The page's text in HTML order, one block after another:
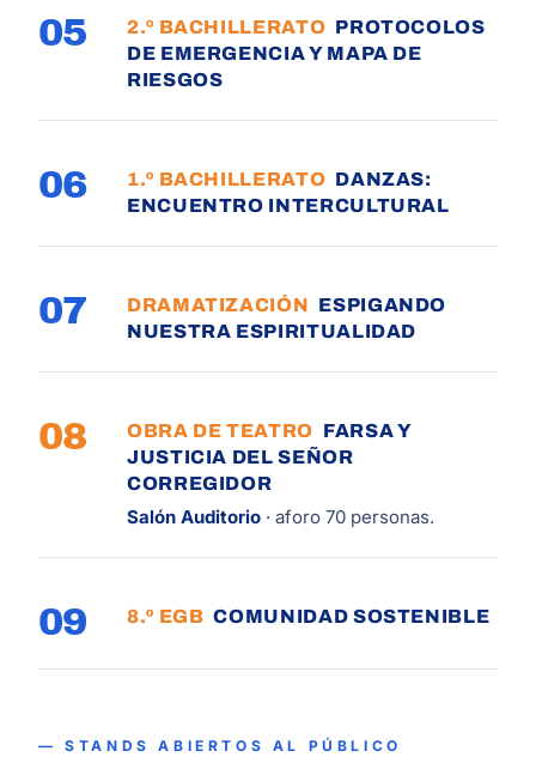
05 2.º BACHILLERATO PROTOCOLOS
DE EMERGENCIA Y MAPA DE
RIESGOS
06 1.º BACHILLERATO DANZAS:
ENCUENTRO INTERCULTURAL
07 DRAMATIZACIÓN ESPIGANDO
NUESTRA ESPIRITUALIDAD
08 OBRA DE TEATRO FARSA Y
JUSTICIA DEL SEÑOR
CORREGIDOR
Salón Auditorio · aforo 70 personas.
09 8.º EGB COMUNIDAD SOSTENIBLE
STANDS ABIERTOS AL PÚBLICO